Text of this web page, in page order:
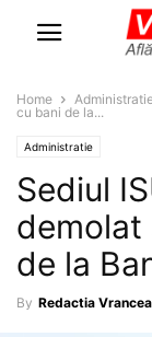
Home
cu bani de la...
Administratie
Sediul
demolat
de la
By Redactia